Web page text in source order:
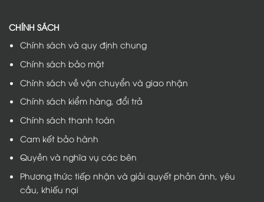
CHÍNH SÁCH
Chính sách và quy định chung
Chính sách bảo mật
Chính sách về vận chuyển và giao nhận
Chính sách kiểm hàng, đổi trả
Chính sách thanh toán
Cam kết bảo hành
Quyền và nghĩa vụ các bên
Phương thức tiếp nhận và giải quyết phản ánh, yêu
cầu, khiếu nại